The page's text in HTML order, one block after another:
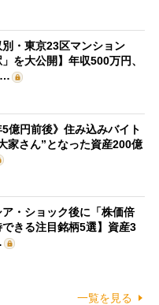
別・東京23区マンション
」を大公開】年収500万円、
…
5億円前後》住み込みバイト
家さん”となった資産200億
ア・ショック後に「株価倍
きる注目銘柄5選】資産3
一覧を見る